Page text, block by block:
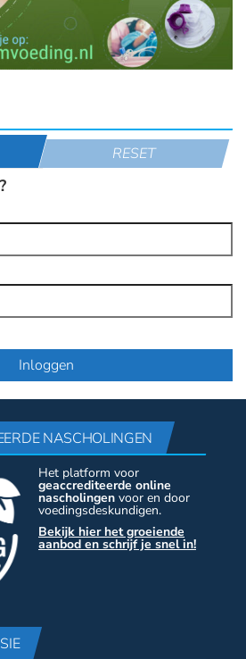
RESET
NASCHOLINGEN
Het platform voor
geaccrediteerde online
nascholingen voor en door
voedingsdeskundigen.
Bekijk hier het groeiende
aanbod en schrijf je snel in!